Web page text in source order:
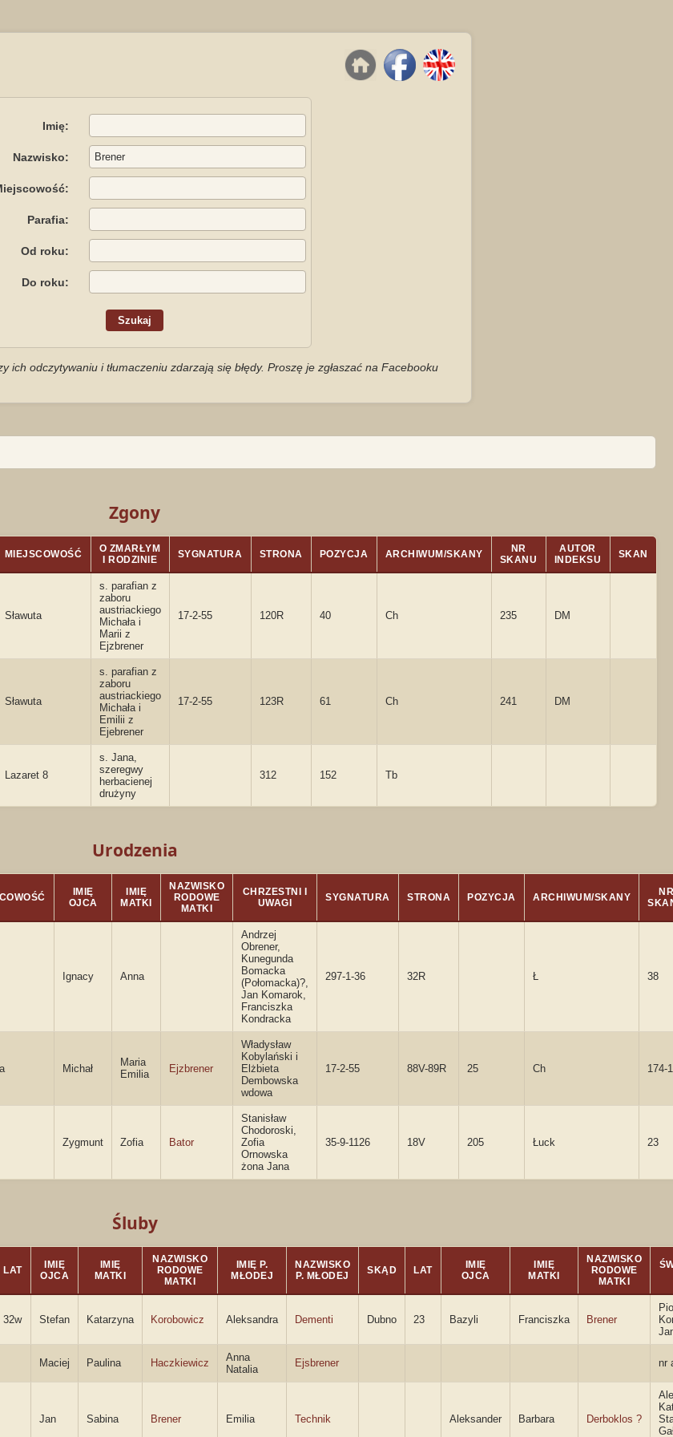
Imię:
Nazwisko:
Parafia:
Od roku:
Do roku:
ich odczytywaniu i tłumaczeniu zdarzają się błędy. Proszę je zgłaszać na Facebooku
Zgony
MIEJSCOWOŚĆ
O ZMARŁYM
I RODZINIE
SYGNATURA STRONA POZYCJA ARCHIWUM/SKANY
NR
SKANU
AUTOR
INDEKSU
SKAN
Sławuta
s. parafian z
zaboru
austriackiego
Michała i
Marii z
Ejzbrener
17-2-55 120R 40 Ch 235 DM
Sławuta
s. parafian z
zaboru
austriackiego
Michała i
Emilii z
Ejebrener
17-2-55 123R 61 Ch 241 DM
Lazaret 8
s. Jana,
szeregwy
herbacienej
drużyny
312 152 Tb
Urodzenia
IMIĘ
OJCA
IMIĘ
MATKI
NAZWISKO
RODOWE
MATKI
CHRZESTNI I
UWAGI
SYGNATURA STRONA POZYCJA ARCHIWUM/SKANY
NR
Ignacy Anna
Andrzej
Obrener,
Kunegunda
Bomacka
(Połomacka)?,
Jan Komarok,
Franciszka
Kondracka
297-1-36 32R Ł 38
Michał
Maria
Emilia
Ejzbrener
Władysław
Kobylański i
Elżbieta
Dembowska
wdowa
17-2-55 88V-89R 25 Ch 174-
Zygmunt Zofia Bator
Stanisław
Chodoroski,
Zofia
Ornowska
żona Jana
35-9-1126 18V 205 Łuck 23
Śluby
LAT
IMIĘ
OJCA
IMIĘ
MATKI
NAZWISKO
RODOWE
MATKI
IMIĘ P.
MŁODEJ
NAZWISKO
P. MŁODEJ
SKĄD LAT
IMIĘ
OJCA
IMIĘ
MATKI
NAZWISKO
RODOWE
MATKI
32w Stefan Katarzyna Korobowicz Aleksandra Dementi Dubno 23 Bazyli Franciszka Brener
Maciej Paulina Haczkiewicz
Anna
Natalia
Ejsbrener nr
Jan Sabina Brener Emilia Technik Aleksander Barbara Derboklos ?